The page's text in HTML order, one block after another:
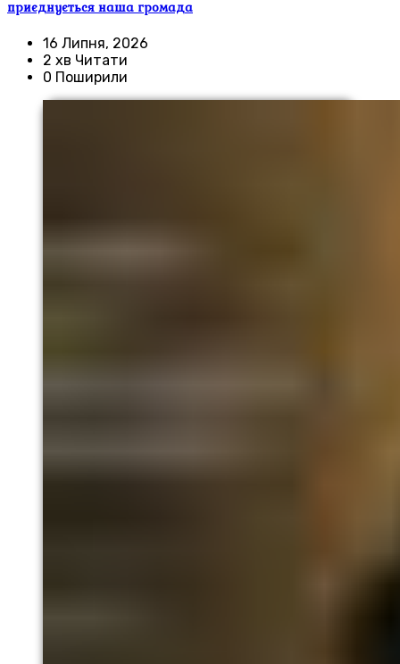
приєднується наша громада
16 Липня, 2026
2 хв Читати
0 Поширили